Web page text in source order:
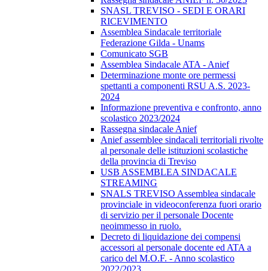
SNASL TREVISO - SEDI E ORARI
RICEVIMENTO
Assemblea Sindacale territoriale
Federazione Gilda - Unams
Comunicato SGB
Assemblea Sindacale ATA - Anief
Determinazione monte ore permessi
spettanti a componenti RSU A.S. 2023-
2024
Informazione preventiva e confronto, anno
scolastico 2023/2024
Rassegna sindacale Anief
Anief assemblee sindacali territoriali rivolte
al personale delle istituzioni scolastiche
della provincia di Treviso
USB ASSEMBLEA SINDACALE
STREAMING
SNALS TREVISO Assemblea sindacale
provinciale in videoconferenza fuori orario
di servizio per il personale Docente
neoimmesso in ruolo.
Decreto di liquidazione dei compensi
accessori al personale docente ed ATA a
carico del M.O.F. - Anno scolastico